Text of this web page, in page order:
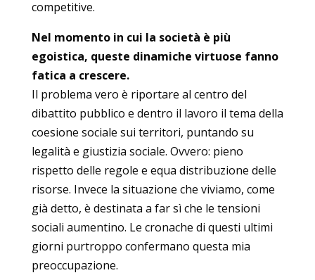
competitive.
Nel momento in cui la società è più
egoistica, queste dinamiche virtuose fanno
fatica a crescere.
Il problema vero è riportare al centro del
dibattito pubblico e dentro il lavoro il tema della
coesione sociale sui territori, puntando su
legalità e giustizia sociale. Ovvero: pieno
rispetto delle regole e equa distribuzione delle
risorse. Invece la situazione che viviamo, come
già detto, è destinata a far sì che le tensioni
sociali aumentino. Le cronache di questi ultimi
giorni purtroppo confermano questa mia
preoccupazione.